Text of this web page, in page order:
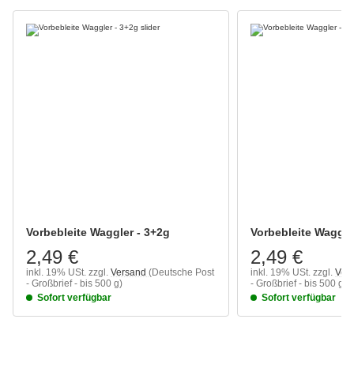
Vorbebleite Waggler - 3+2g
2,49 €
inkl. 19% USt. zzgl. Versand (Deutsche Post
- Großbrief - bis 500 g)
Sofort verfügbar
Vorbebleite
2,49 €
inkl. 19% USt. zzgl.
- Großbrief - bis 500 g)
Sofort verfügbar